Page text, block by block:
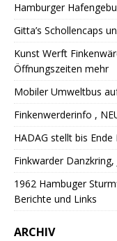
Hamburger
Gitta’s Schollencaps
Kunst Werft
Öffnungszeiten mehr
Mobiler Umweltbus
Finkenwerderinfo ,
HADAG stellt bis
Finkwarder
1962 Hambuger
Berichte und Links
ARCHIV